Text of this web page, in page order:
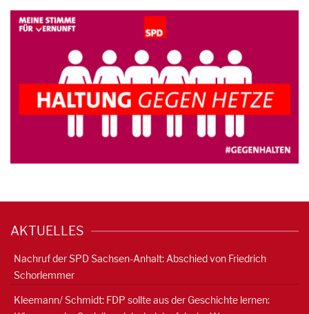
AKTUELLES
Nachruf der SPD Sachsen-Anhalt: Abschied von Friedrich
Schorlemmer
Kleemann/ Schmidt: FDP sollte aus der Geschichte lernen: